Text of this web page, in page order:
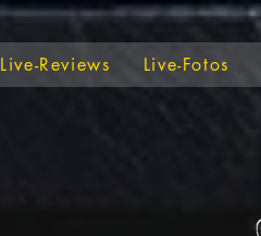
Live-Reviews Live-Fotos